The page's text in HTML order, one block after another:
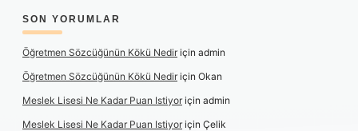
SON YORUMLAR
Öğretmen Sözcüğünün Kökü Nediriçin admin
Öğretmen Sözcüğünün Kökü Nediriçin Okan
Meslek Lisesi Ne Kadar Puan Istiyoriçin admin
Meslek Lisesi Ne Kadar Puan Istiyoriçin Çelik